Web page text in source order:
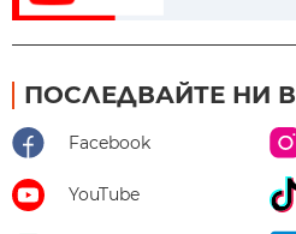
ПОСЛЕДВАЙТЕ НИ В
Facebook
YouTube